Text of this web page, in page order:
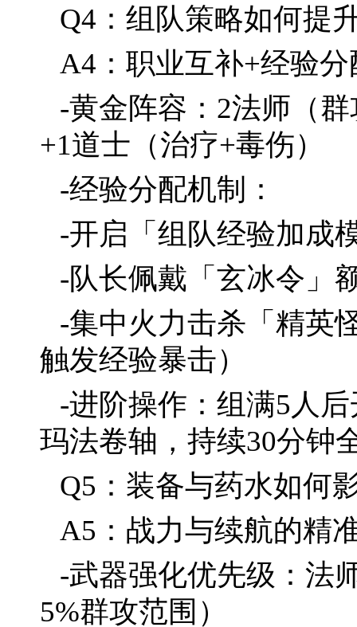
Q4：组队策略如何提
A4：职业互补+经验
-黄金阵容：2法师（
+1道士（治疗+毒伤）
-经验分配机制：
-开启「组队经验加成
-队长佩戴「玄冰令」
-集中火力击杀「精英
触发经验暴击）
-进阶操作：组满5人
玛法卷轴，持续30分钟
Q5：装备与药水如何
A5：战力与续航的精
-武器强化优先级：法
5%群攻范围）